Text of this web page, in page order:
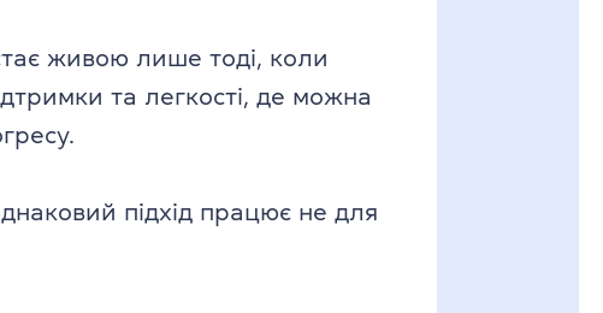
живою лише тоді, коли
та легкості, де можна
підхід працює не для